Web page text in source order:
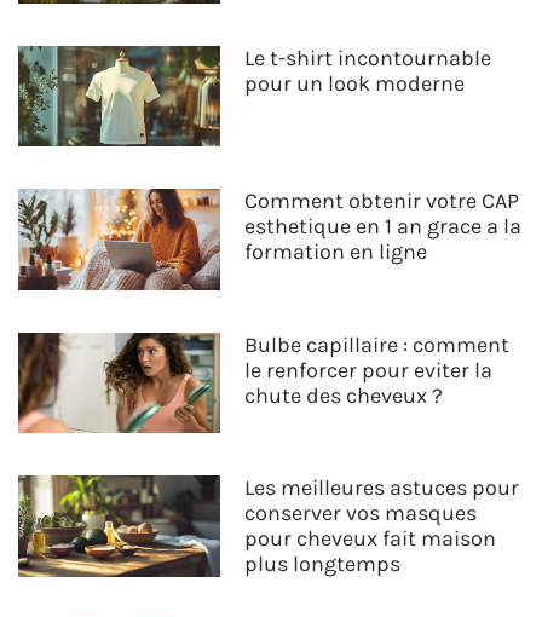
Le t-shirt incontournable
pour un look moderne
Comment obtenir votre CAP
esthetique en 1 an grace a la
formation en ligne
Bulbe capillaire : comment
le renforcer pour eviter la
chute des cheveux ?
Les meilleures astuces pour
conserver vos masques
pour cheveux fait maison
plus longtemps